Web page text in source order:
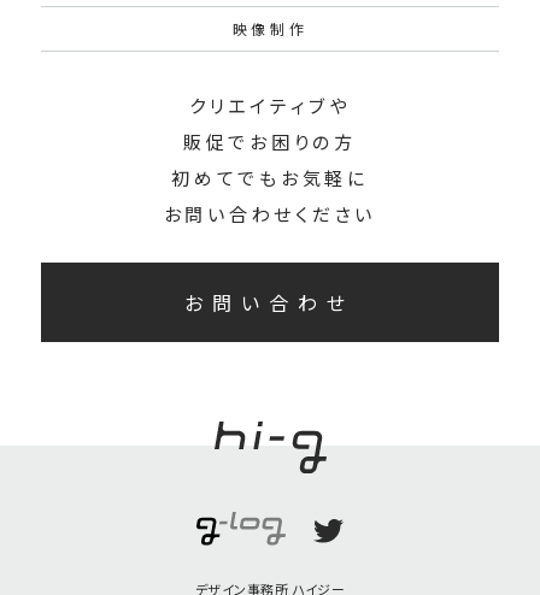
映像制作
クリエイティブや
販促でお困りの方
初めてでもお気軽に
お問い合わせください
お問い合わせ
デザイン事務所 ハイジー